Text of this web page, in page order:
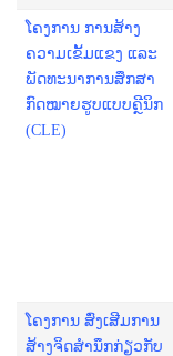
ໂຄງການ ການສ້າງ
ຄວາມເຂັ້ມແຂງ ແລະ
ພັດທະນາການສຶກສາ
ກົດໝາຍຮູບແບບຄຼີນິກ
(CLE)
ໂຄງການ ສົ່ງເສີມການ
ສ້າງຈິດສໍານຶກກ່ຽວກັບ